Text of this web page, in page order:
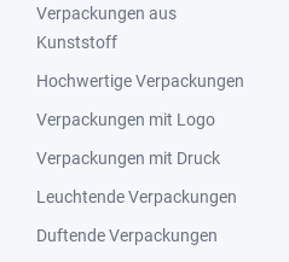
Verpackungen aus
Kunststoff
Hochwertige Verpackungen
Verpackungen mit Logo
Verpackungen mit Druck
Leuchtende Verpackungen
Duftende Verpackungen